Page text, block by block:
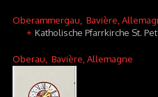
Oberammergau , Bavière,
+ Katholische Pfarrkirche St.
Oberau , Bavière, Allemagne